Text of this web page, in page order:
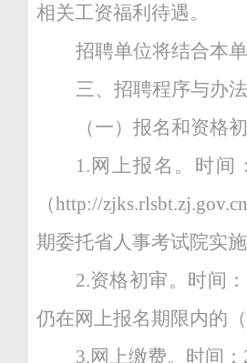
相关工资福利待遇。
招聘单位将结合本
三、招聘程序与办法
（一）报名和资格
1.网上报名。时间
（http://
期委托省人事考试院实
2.资格初审。时间
仍在网上报名期限内的
3.网上缴费。时间